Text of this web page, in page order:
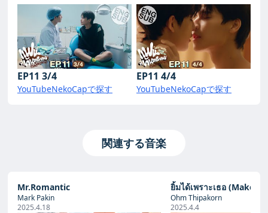
EP11 3/4
YouTubeNekoCapで探す
EP11 4/4
YouTubeNekoCapで探す
関連する音楽
Mr.Romantic
Mark Pakin
2025.4.18
ยิ้มได้เพราะเธอ (Make
Ohm Thipakorn
2025.4.4